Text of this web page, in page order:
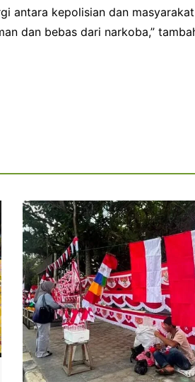
antara kepolisian dan
dan bebas dari narkoba,”